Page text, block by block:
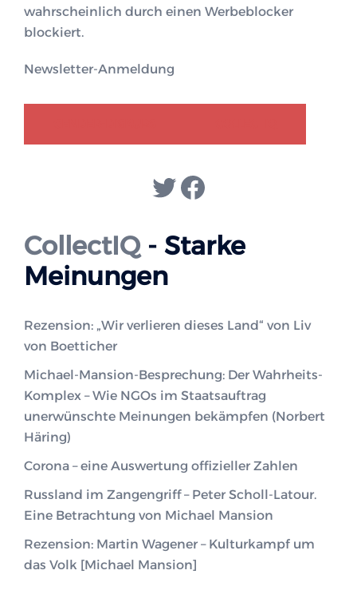
wahrscheinlich durch einen Werbeblocker
blockiert.
Newsletter-Anmeldung
Twitter
Facebook
CollectIQ- Starke
Meinungen
Rezension: „Wir verlieren dieses Land“ von Liv
von Boetticher
Michael-Mansion-Besprechung: Der Wahrheits-
Komplex – Wie NGOs im Staatsauftrag
unerwünschte Meinungen bekämpfen (Norbert
Häring)
Corona – eine Auswertung offizieller Zahlen
Russland im Zangengriff – Peter Scholl-Latour.
Eine Betrachtung von Michael Mansion
Rezension: Martin Wagener – Kulturkampf um
das Volk [Michael Mansion]